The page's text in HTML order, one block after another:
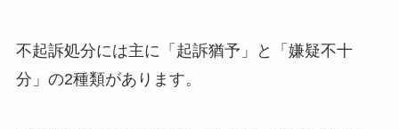
不起訴処分には主に「起訴猶予」と「嫌疑不十
分」の2種類があります。